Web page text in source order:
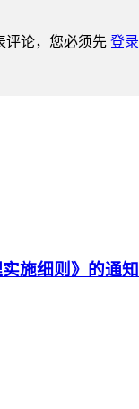
评论，您必须先 登录
施细则》的通知